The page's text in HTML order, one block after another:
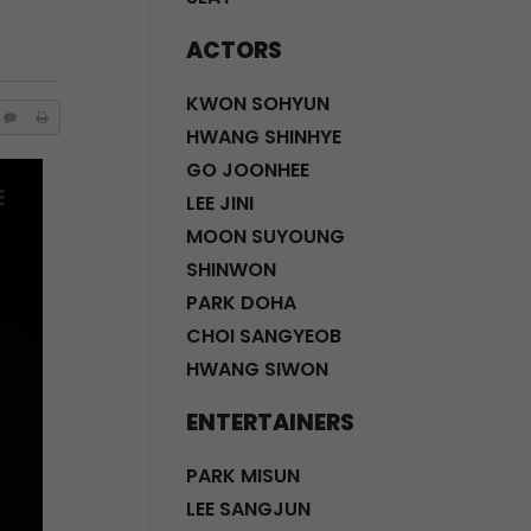
ACTORS
KWON SOHYUN
HWANG SHINHYE
GO JOONHEE
LEE JINI
MOON SUYOUNG
SHINWON
PARK DOHA
CHOI SANGYEOB
HWANG SIWON
ENTERTAINERS
PARK MISUN
LEE SANGJUN